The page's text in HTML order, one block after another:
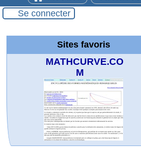
Se connecter
Sites favoris
MATHCURVE.CO
M